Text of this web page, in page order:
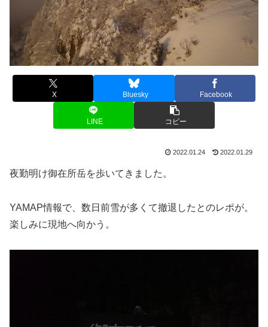
X Bluesky Facebook
LINE コピー
2022.01.24 2022.01.29
夜勤明け御在所岳を歩いてきました。
YAMAP情報で、数日前雪が多くて撤退したとのレポが。
楽しみに現地へ向かう。